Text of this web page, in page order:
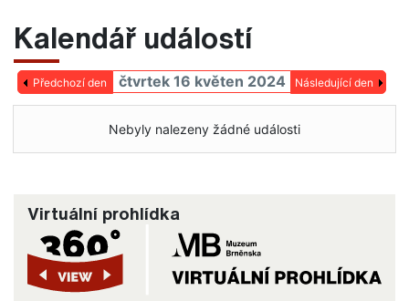
Kalendář událostí
Předchozí den čtvrtek 16 květen 2024 Následující den
Nebyly nalezeny žádné události
Virtuální prohlídka